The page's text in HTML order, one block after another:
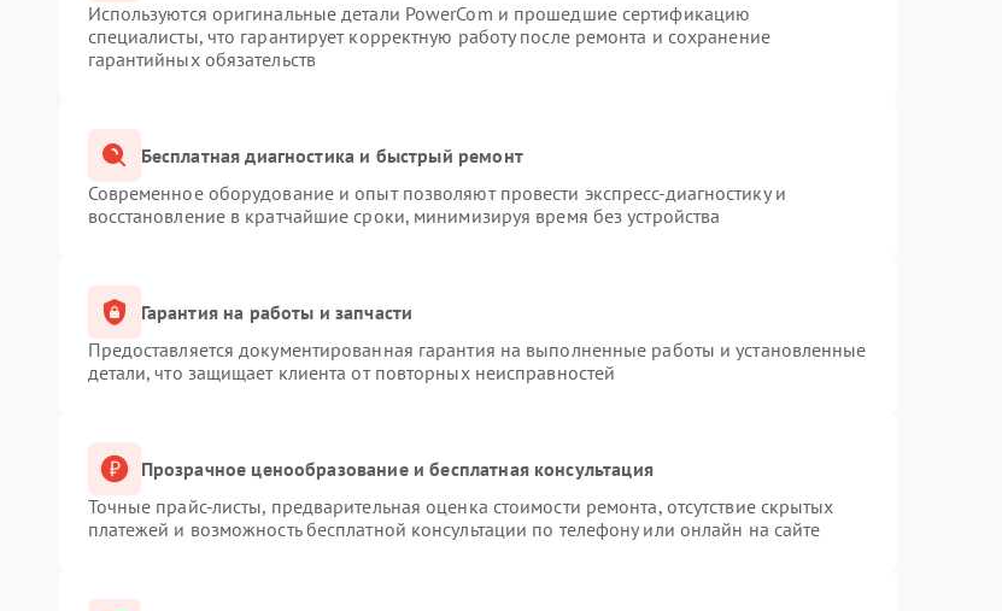
Используются оригинальные детали PowerCom и прошедшие сертификацию
специалисты, что гарантирует корректную работу после ремонта и сохранение
гарантийных обязательств
Бесплатная диагностика и быстрый ремонт
Современное оборудование и опыт позволяют провести экспресс-диагностику и
восстановление в кратчайшие сроки, минимизируя время без устройства
Гарантия на работы и запчасти
Предоставляется документированная гарантия на выполненные работы и установленные
детали, что защищает клиента от повторных неисправностей
Прозрачное ценообразование и бесплатная консультация
Точные прайс-листы, предварительная оценка стоимости ремонта, отсутствие скрытых
платежей и возможность бесплатной консультации по телефону или онлайн на сайте